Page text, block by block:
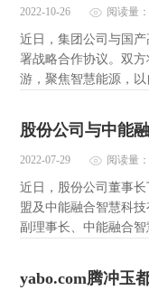
2022-10-26 阅读量
近日，集团公司与国
署战略合作协议。双
游，聚焦智慧能源，
股份公司与中能
2022-07-29 阅读量
近日，股份公司董事
盟及中能融合智慧科
副理事长、中能融合
yabo.com腾冲玉